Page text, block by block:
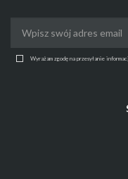
Wyrażam zgodę na przesyłanie